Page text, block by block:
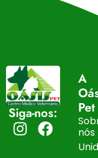
Siga-nos:
A
Pet
nós